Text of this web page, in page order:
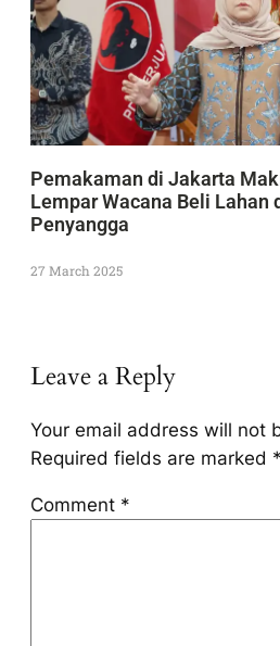
Pemakaman di Jakarta
Lempar Wacana Beli Lahan
Penyangga
27 March 2025
Leave a Reply
Your email address will not
Required fields are marked *
Comment *